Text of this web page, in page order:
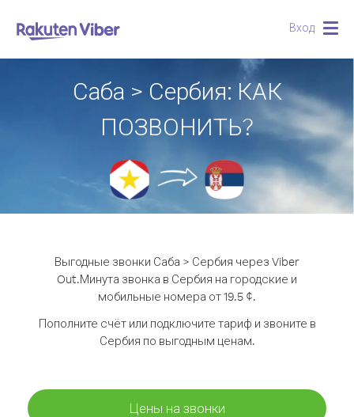
Вход
Саба > Сербия: КАК
ПОЗВОНИТЬ?
Выгодные звонки Саба > Сербия через Viber
Out.Минута звонка в Сербия на городские и
мобильные номера от 19.5 ¢.
Пополните счёт или подключите тариф и звоните в
Сербия по выгодным ценам.
Цены на звонки